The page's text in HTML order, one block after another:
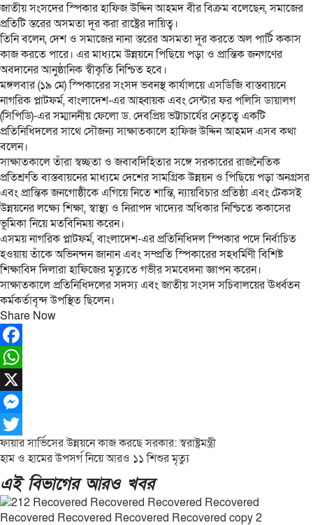
জাতীয় সংসদের স্পিকার হাফিজ উদ্দিন আহমদ বীর বিক্রম বলেছেন, সমাজের
প্রতিটি স্তরের অসমতা দূর করা রাষ্ট্রের দায়িত্ব।
তিনি বলেন, দেশ ও সমাজের নানা স্তরের অসমতা দূর করতে অল পার্টি ককাস
কাজ করতে পারে। এর মাধ্যমে উন্নয়নে পিছিয়ে পড়া ও প্রান্তিক জনগণের
অবদানের আনুষ্ঠানিক স্বীকৃতি নিশ্চিত হবে।
মঙ্গলবার (১৯ মে) স্পিকারের সংসদ ভবনস্থ কার্যালয়ে এসডিজি বাস্তবায়নে
নাগরিক প্লাটফর্ম, বাংলাদেশ-এর আহ্বায়ক এবং সেন্টার ফর পলিসি ডায়ালগ
(সিপিডি)-এর সম্মাননীয় ফেলো ড. দেবপ্রিয় ভট্টাচার্যের নেতৃত্বে একটি
প্রতিনিধিদলের সাথে সৌজন্য সাক্ষাতকালে হাফিজ উদ্দিন আহমদ এসব কথা
বলেন।
সাক্ষাতকালে তাঁরা স্বচ্ছতা ও জবাবদিহিতার সঙ্গে সরকারের রাজনৈতিক
প্রতিশ্রুতি বাস্তবায়নের মাধ্যমে দেশের সামগ্রিক উন্নয়ন ও পিছিয়ে পড়া অনগ্রসর
এবং প্রান্তিক জনগোষ্ঠীকে এগিয়ে নিতে শান্তি, ন্যায়বিচার প্রতিষ্ঠা এবং টেকসই
উন্নয়নের লক্ষ্যে শিক্ষা, স্বাস্থ্য ও নিরাপদ খাদ্যের অধিকার নিশ্চিতে ককাসের
ভূমিকা নিয়ে মতবিনিময় করেন।
এসময় নাগরিক প্লাটফর্ম, বাংলাদেশ-এর প্রতিনিধিদল স্পিকার পদে নির্বাচিত
হওয়ায় তাঁকে অভিনন্দন জানান এবং সম্প্রতি স্পিকারের সহধর্মিণী বিশিষ্ট
শিক্ষাবিদ দিলারা হাফিজের মৃত্যুতে গভীর সমবেদনা জ্ঞাপন করেন।
সাক্ষাতকালে প্রতিনিধিদলের সদস্য এবং জাতীয় সংসদ সচিবালয়ের ঊর্ধ্বতন
কর্মকর্তাবৃন্দ উপস্থিত ছিলেন।
Share Now
Facebook
WhatsApp
X
Messenger
Twitter
Post
navigation
ফায়ার সার্ভিসের উন্নয়নে কাজ করছে সরকার: স্বরাষ্ট্রমন্ত্রী
হাম ও হামের উপসর্গ নিয়ে আরও ১১ শিশুর মৃত্যু
এই বিভাগের আরও খবর